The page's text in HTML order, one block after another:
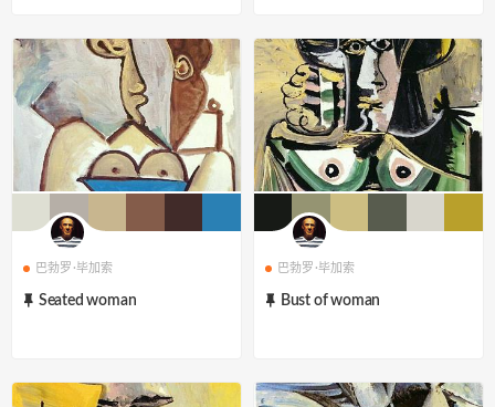
巴勃罗·毕加索
Seated woman
巴勃罗·毕加索
Bust of woman